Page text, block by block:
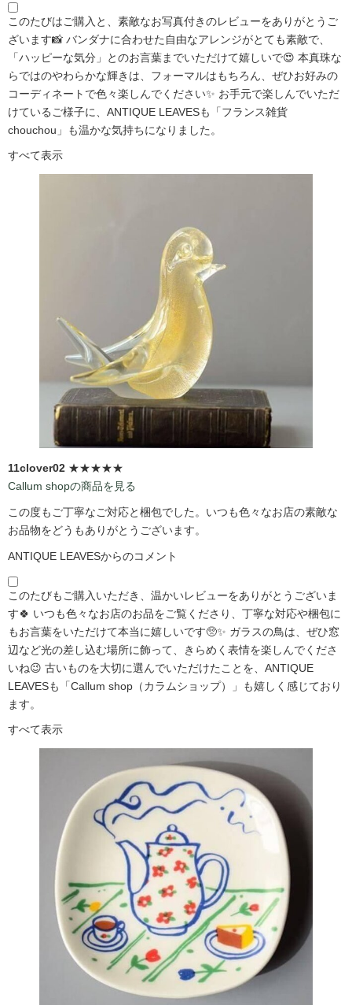
このたびはご購入と、素敵なお写真付きのレビューをありがとうご
ざいます📸 バンダナに合わせた自由なアレンジがとても素敵で、
「ハッピーな気分」とのお言葉までいただけて嬉しいで😍 本真珠な
らではのやわらかな輝きは、フォーマルはもちろん、ぜひお好みの
コーディネートで色々楽しんでください✨ お手元で楽しんでいただ
けているご様子に、ANTIQUE LEAVESも「フランス雑貨
chouchou」も温かな気持ちになりました。
すべて表示
11clover02 ★★★★★
Callum shopの商品を見る
この度もご丁寧なご対応と梱包でした。いつも色々なお店の素敵な
お品物をどうもありがとうございます。
ANTIQUE LEAVESからのコメント
このたびもご購入いただき、温かいレビューをありがとうございま
す🍀 いつも色々なお店のお品をご覧くださり、丁寧な対応や梱包に
もお言葉をいただけて本当に嬉しいです🥺✨ ガラスの鳥は、ぜひ窓
辺など光の差し込む場所に飾って、きらめく表情を楽しんでくださ
いね😉 古いものを大切に選んでいただけたことを、ANTIQUE
LEAVESも「Callum shop（カラムショップ）」も嬉しく感じており
ます。
すべて表示